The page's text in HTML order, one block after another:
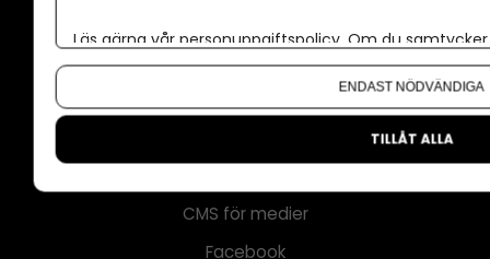
Tillgänglighet
CMS för medier
Facebook
Läs gärna vår personuppgiftspolicy. Om du
Om du vill ändra ditt val i efterhand hittar du den
ENDAST NÖDVÄNDIGA
TILLÅT ALLA